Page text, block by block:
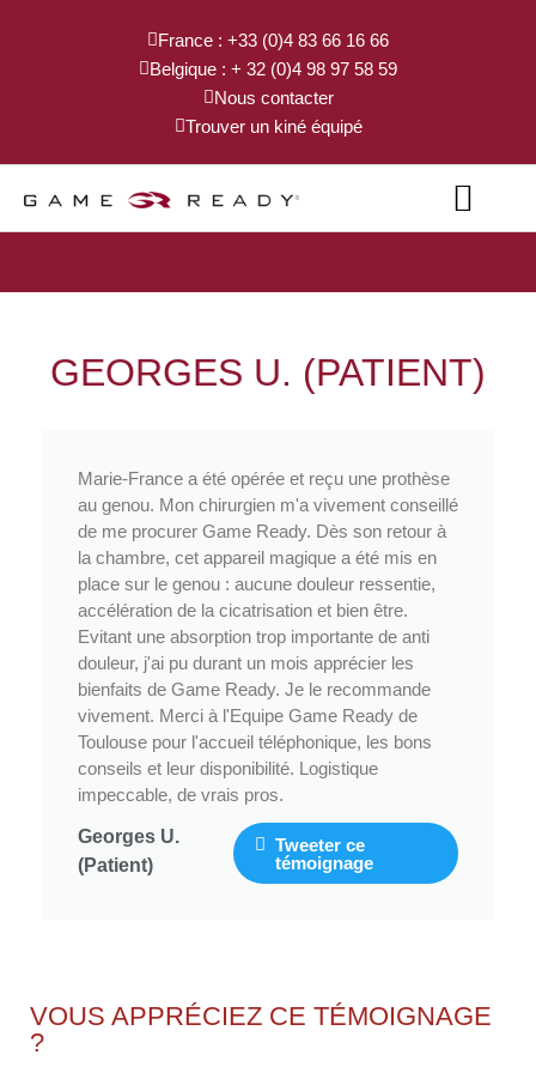
France : +33 (0)4 83 66 16 66
Belgique : + 32 (0)4 98 97 58 59
Nous contacter
Trouver un kiné équipé
GEORGES U. (PATIENT)
Marie-France a été opérée et reçu une prothèse
au genou. Mon chirurgien m'a vivement conseillé
de me procurer Game Ready. Dès son retour à
la chambre, cet appareil magique a été mis en
place sur le genou : aucune douleur ressentie,
accélération de la cicatrisation et bien être.
Evitant une absorption trop importante de anti
douleur, j'ai pu durant un mois apprécier les
bienfaits de Game Ready. Je le recommande
vivement. Merci à l'Equipe Game Ready de
Toulouse pour l'accueil téléphonique, les bons
conseils et leur disponibilité. Logistique
impeccable, de vrais pros.
Georges U.
(Patient)
Tweeter ce
témoignage
VOUS APPRÉCIEZ CE TÉMOIGNAGE
?